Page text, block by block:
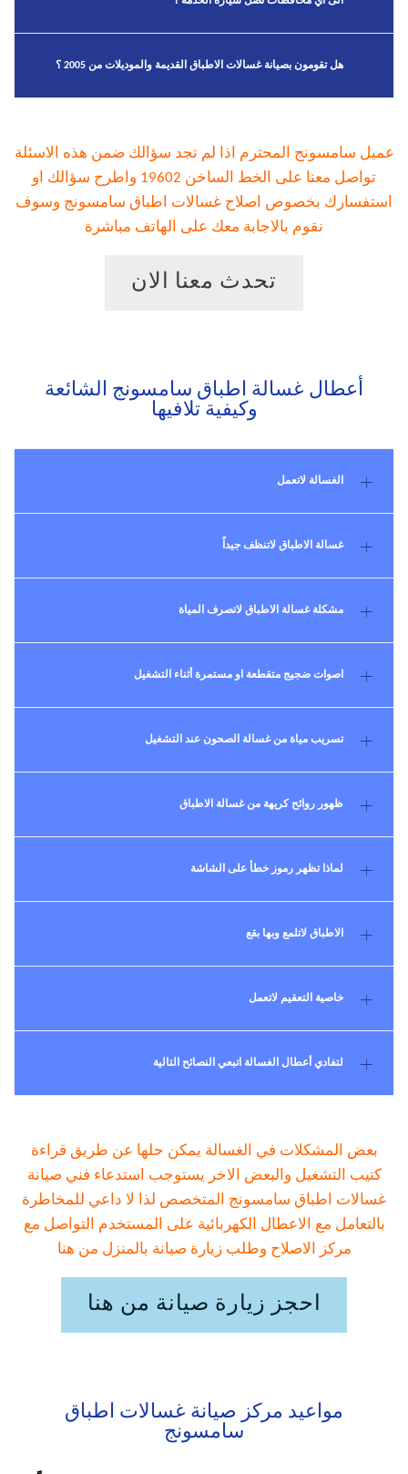
هل تقومون بصيانة غسالات الاطباق القديمة والموديلات من 2005 ؟
عميل سامسونج المحترم اذا لم تجد سؤالك ضمن هذه الاسئلة
تواصل معنا على الخط الساخن 19602 واطرح سؤالك او
استفسارك بخصوص اصلاح غسالات اطباق سامسونج وسوف
نقوم بالاجابة معك على الهاتف مباشرة
تحدث معنا الان
أعطال غسالة اطباق سامسونج الشائعة
وكيفية تلافيها
الغسالة لاتعمل
غسالة الاطباق لاتنظف جيداً
مشكلة غسالة الاطباق لاتصرف المياة
اصوات ضجيج متقطعة او مستمرة أثناء التشغيل
تسريب مياة من غسالة الصحون عند التشغيل
ظهور روائح كريهة من غسالة الاطباق
لماذا تظهر رموز خطأ على الشاشة
الاطباق لاتلمع وبها بقع
خاصية التعقيم لاتعمل
لتفادي أعطال الغسالة اتبعي النصائح التالية
بعض المشكلات في الغسالة يمكن حلها عن طريق قراءة
كتيب التشغيل والبعض الاخر يستوجب استدعاء فني صيانة
غسالات اطباق سامسونج المتخصص لذا لا داعي للمخاطرة
بالتعامل مع الاعطال الكهربائية على المستخدم التواصل مع
مركز الاصلاح وطلب زيارة صيانة بالمنزل من هنا
احجز زيارة صيانة من هنا
مواعيد مركز صيانة غسالات اطباق
سامسونج